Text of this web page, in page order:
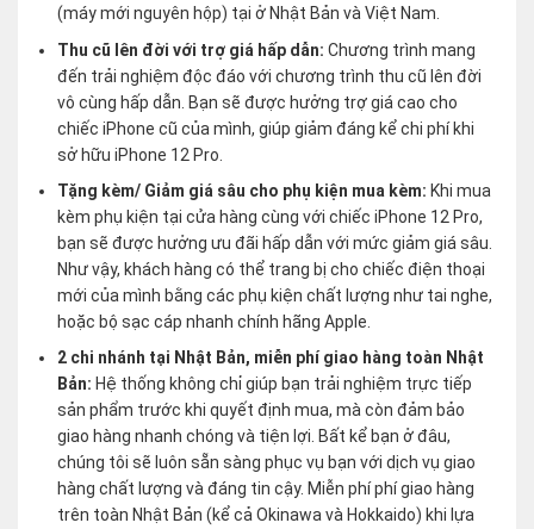
(máy mới nguyên hộp) tại ở Nhật Bản và Việt Nam.
Thu cũ lên đời với trợ giá hấp dẫn:Chương trình mang
đến trải nghiệm độc đáo với chương trình thu cũ lên đời
vô cùng hấp dẫn. Bạn sẽ được hưởng trợ giá cao cho
chiếc iPhone cũ của mình, giúp giảm đáng kể chi phí khi
sở hữu iPhone 12 Pro.
Tặng kèm/ Giảm giá sâu cho phụ kiện mua kèm: Khi mua
kèm phụ kiện tại cửa hàng cùng với chiếc iPhone 12 Pro,
bạn sẽ được hưởng ưu đãi hấp dẫn với mức giảm giá sâu.
Như vậy, khách hàng có thể trang bị cho chiếc điện thoại
mới của mình bằng các phụ kiện chất lượng như tai nghe,
hoặc bộ sạc cáp nhanh chính hãng Apple.
2 chi nhánh tại Nhật Bản, miễn phí giao hàng toàn Nhật
Bản: Hệ thống không chỉ giúp bạn trải nghiệm trực tiếp
sản phẩm trước khi quyết định mua, mà còn đảm bảo
giao hàng nhanh chóng và tiện lợi. Bất kể bạn ở đâu,
chúng tôi sẽ luôn sẵn sàng phục vụ bạn với dịch vụ giao
hàng chất lượng và đáng tin cậy. Miễn phí phí giao hàng
trên toàn Nhật Bản (kể cả Okinawa và Hokkaido) khi lựa